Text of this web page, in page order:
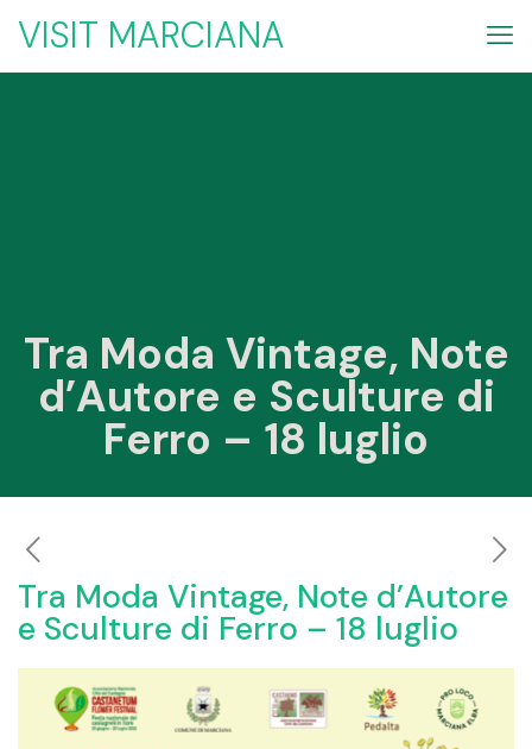
VISIT MARCIANA
Tra Moda Vintage, Note
d’Autore e Sculture di
Ferro – 18 luglio
Tra Moda Vintage, Note d’Autore
e Sculture di Ferro – 18 luglio